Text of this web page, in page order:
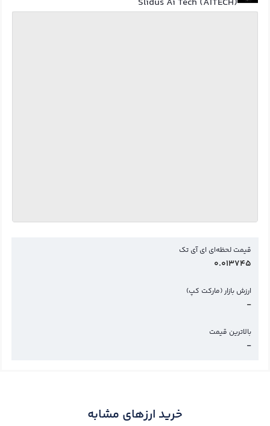
قیمت لحظه‌ای ای آی تک
0.013745
ارزش بازار (مارکت کپ)
-
بالاترین قیمت
-
خرید ارزهای مشابه